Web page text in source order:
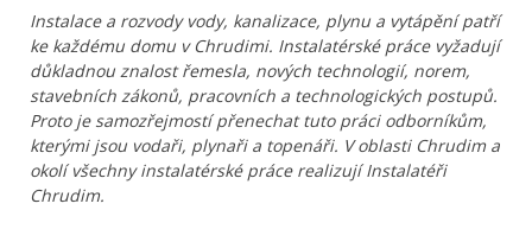
Instalace a rozvody vody, kanalizace, plynu a vytápění patří
ke každému domu v Chrudimi. Instalatérské práce vyžadují
důkladnou znalost řemesla, nových technologií, norem,
stavebních zákonů, pracovních a technologických postupů.
Proto je samozřejmostí přenechat tuto práci odborníkům,
kterými jsou vodaři, plynaři a topenáři. V oblasti Chrudim a
okolí všechny instalatérské práce realizují Instalatéři
Chrudim.